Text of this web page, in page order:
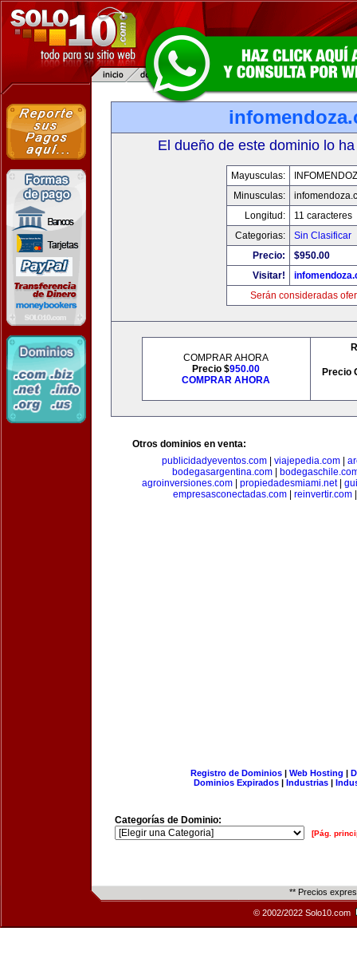
El dueño de este dominio lo
Mayusculas:
Minusculas:
Longitud:
11 caracteres
Categorias:
Sin Clasificar
Precio:
$950.00
Visitar!
Serán consideradas
COMPRAR AHORA
Precio $950.00
COMPRAR AHORA
Precio
Otros dominios en venta:
publicidadyeventos.com| viajepedia.com|
bodegasargentina.com|
agroinversiones.com
propiedadesmiami.net|
empresasconectadas.com| reinvertir.com
Registro de Dominios| Web Hosting |
Dominios Expirados | Industrias |
Categorías de Dominio:
[Pág.
** Precios
© 2002/2022 Solo10.com